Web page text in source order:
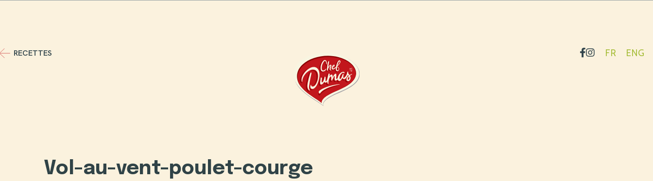
RECETTES FR ENG
Vol-au-vent-poulet-courge